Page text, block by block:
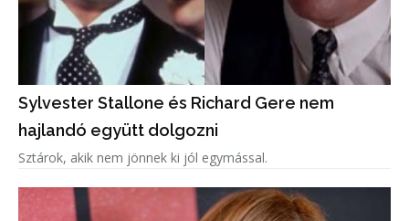
Sylvester Stallone és Richard Gere nem
hajlandó együtt dolgozni
Sztárok, akik nem jönnek ki jól egymással.